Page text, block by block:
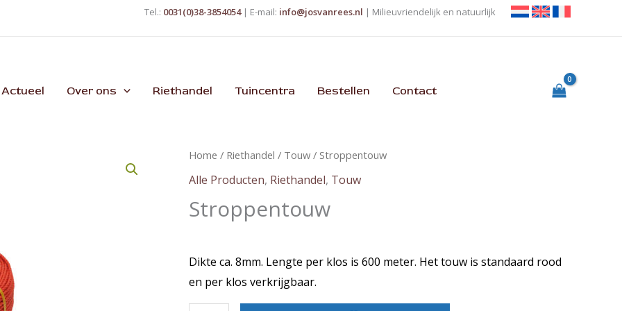
Tel.: 0031(0)38-3854054| E-mail: info@josvanrees.nl | Milieuvriendelijk en natuurlijk
Actueel Over ons Riethandel Tuincentra Bestellen Contact
Home / Riethandel / Touw / Stroppentouw
Alle Producten, Riethandel, Touw
Stroppentouw
Dikte ca. 8mm. Lengte per klos is 600 meter. Het touw is standaard rood
en per klos verkrijgbaar.